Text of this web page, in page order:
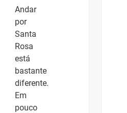
Andar
por
Santa
Rosa
está
bastante
diferente.
Em
pouco